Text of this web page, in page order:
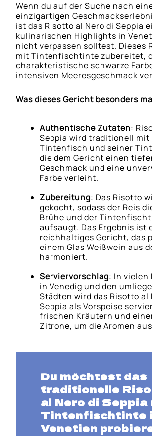
Wenn du auf der Suche nach
einzigartigen
ist das Risotto al Nero di Seppia
kulinarischen Highlights in
nicht verpassen solltest. Dieses
mit Tintenfischtinte zubereitet,
charakteristische schwarze
intensiven Meeresgeschmack
Was dieses Gericht besonders
Authentische Zutaten:
Seppia wird traditionell mit
Tintenfisch und seiner
die dem Gericht einen
Geschmack und eine
Farbe verleiht.
Zubereitung: Das Risotto
gekocht, sodass der Reis
Brühe und der
aufsaugt. Das Ergebnis ist
reichhaltiges Gericht, das
einem Glas Weißwein aus
harmoniert.
Serviervorschlag: In vielen
in Venedig und den
Städten wird das Risotto al
Seppia als Vorspeise
frischen Kräutern und
Zitrone, um die Aromen
Du möchtest das
traditionelle
al Nero di Seppia
Tintenfischtinte
Venetien